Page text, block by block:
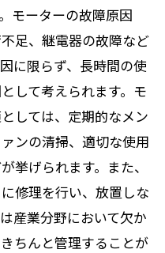
モーターの故障原因
足、継電器の故障など
に限らず、長時間の使
して考えられます。モ
しては、定期的なメン
ンの清掃、適切な使用
挙げられます。また、
修理を行い、放置しな
産業分野において欠か
ちんと管理することが